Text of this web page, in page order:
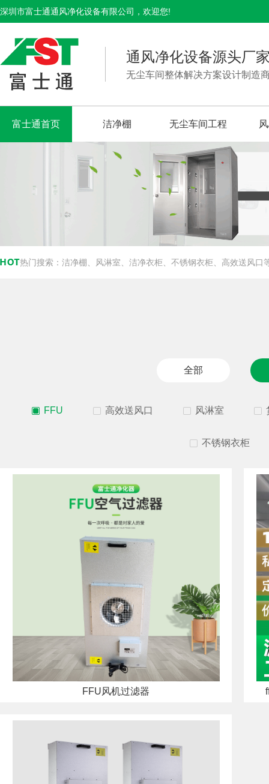
深圳市富士通通风净化设备有限公司，欢迎您!
通风净化设备源头厂
无尘车间整体解决方案设计制造
富士通首页 洁净棚 无尘车间工程
热门搜索： 洁净棚、风淋室、洁净衣柜、不锈钢衣柜、高效送风口
全部
FFU 高效送风口 风淋室
不锈钢衣柜
FFU风机过滤器